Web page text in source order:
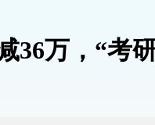
36万，“考